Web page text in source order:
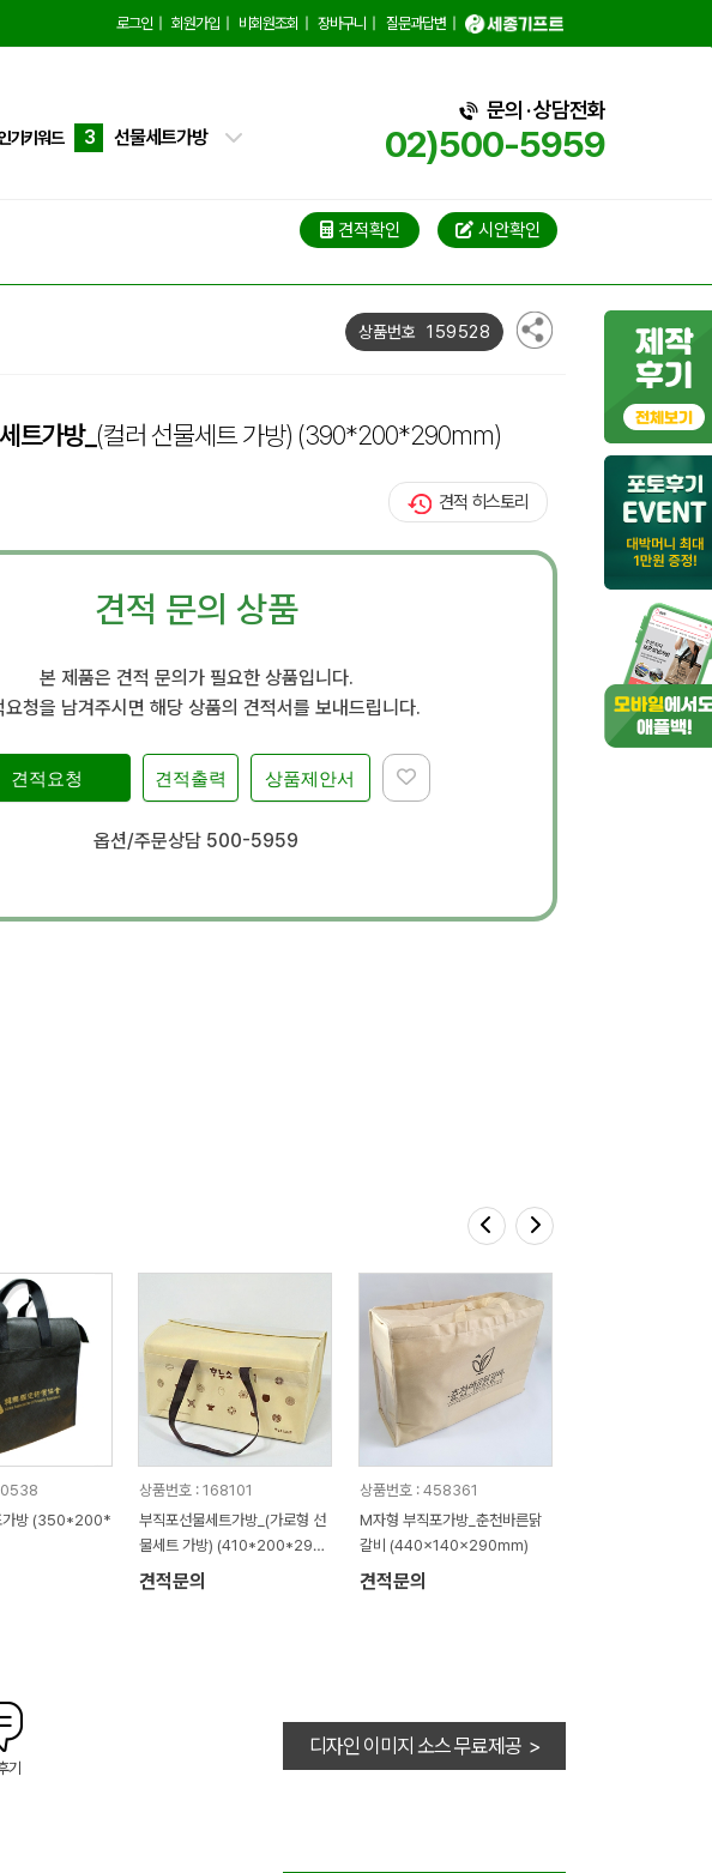
로그인 회원가입 비회원조회 장바구니 질문과답변
기키워드
에코백
3
10
더스트백
문의 · 상담전화
02)500-5959
견적확인 시안확인
상품번호 159528
트가방_ (컬러 선물세트 가방) (390*200*290mm)
견적 히스토리
견적 문의 상품
본 제품은 견적 문의가 필요한 상품입니다.
요청을 남겨주시면 해당 상품의 견적서를 보내드립니다.
견적요청 상품제안서
견적출력
옵션/주문상담 500-5959
가방 (350*200*
상품번호 : 168101
부직포선물세트가방_(가로형 선
물세트 가방) (410*200*295
mm)
견적문의
상품번호 : 458361
M자형 부직포가방_춘천바른닭
갈비 (440x140x290mm)
견적문의
기
디자인 이미지 소스 무료제공 >